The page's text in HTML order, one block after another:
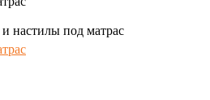
настилы под матрас